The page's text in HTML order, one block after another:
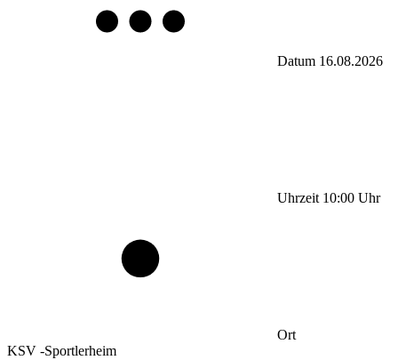
Datum 16.08.2026
Uhrzeit 10:00 Uhr
Ort
KSV -Sportlerheim